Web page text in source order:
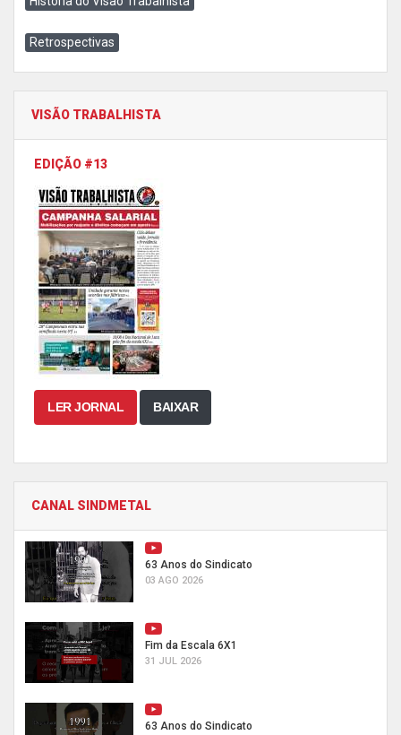
Retrospectivas
VISÃO TRABALHISTA
EDIÇÃO #13
LER JORNAL BAIXAR
CANAL SINDMETAL
63 Anos do Sindicato
03 AGO 2026
Fim da Escala 6X1
31 JUL 2026
63 Anos do Sindicato